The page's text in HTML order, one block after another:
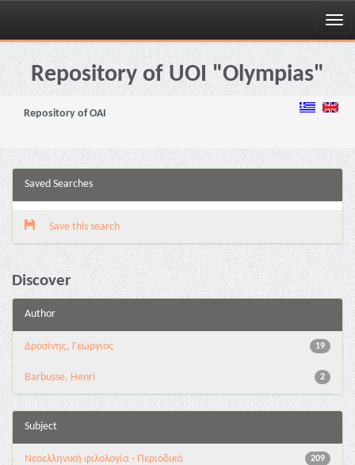
Skip
navigationRepository of UOI "Olympias"
Repository of OAI
Saved Searches
Save this search
Discover
Author
19
Δροσίνης, Γεώργιος
2
Barbusse, Henri
Subject
209
Νεοελληνική φιλολογία - Περιοδικά